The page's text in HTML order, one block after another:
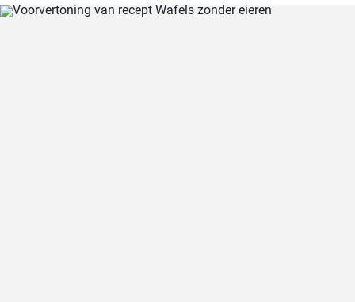
dan 30 minuten maken, een echte traktatie voor pastaliefhebbers!